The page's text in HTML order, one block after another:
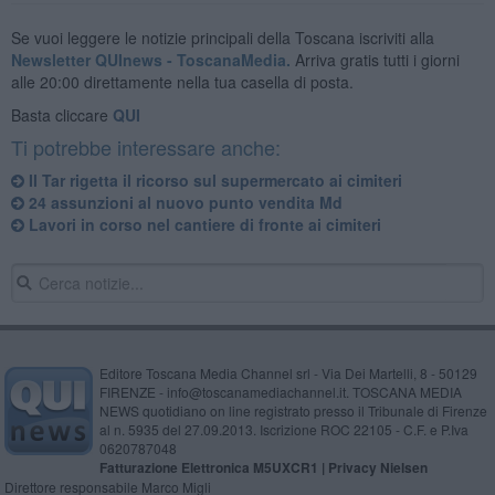
Se vuoi leggere le notizie principali della Toscana iscriviti alla
Newsletter QUInews - ToscanaMedia. Arriva gratis tutti i giorni
alle 20:00 direttamente nella tua casella di posta.
Basta cliccare QUI
Ti potrebbe interessare anche:
Il Tar rigetta il ricorso sul supermercato ai cimiteri
24 assunzioni al nuovo punto vendita Md
Lavori in corso nel cantiere di fronte ai cimiteri
Editore Toscana Media Channel srl - Via Dei Martelli, 8 - 50129
FIRENZE - info@toscanamediachannel.it. TOSCANA MEDIA
NEWS quotidiano on line registrato presso il Tribunale di Firenze
al n. 5935 del 27.09.2013. Iscrizione ROC 22105 - C.F. e P.Iva
0620787048
Fatturazione Elettronica M5UXCR1 | Privacy Nielsen
Direttore responsabile Marco Migli